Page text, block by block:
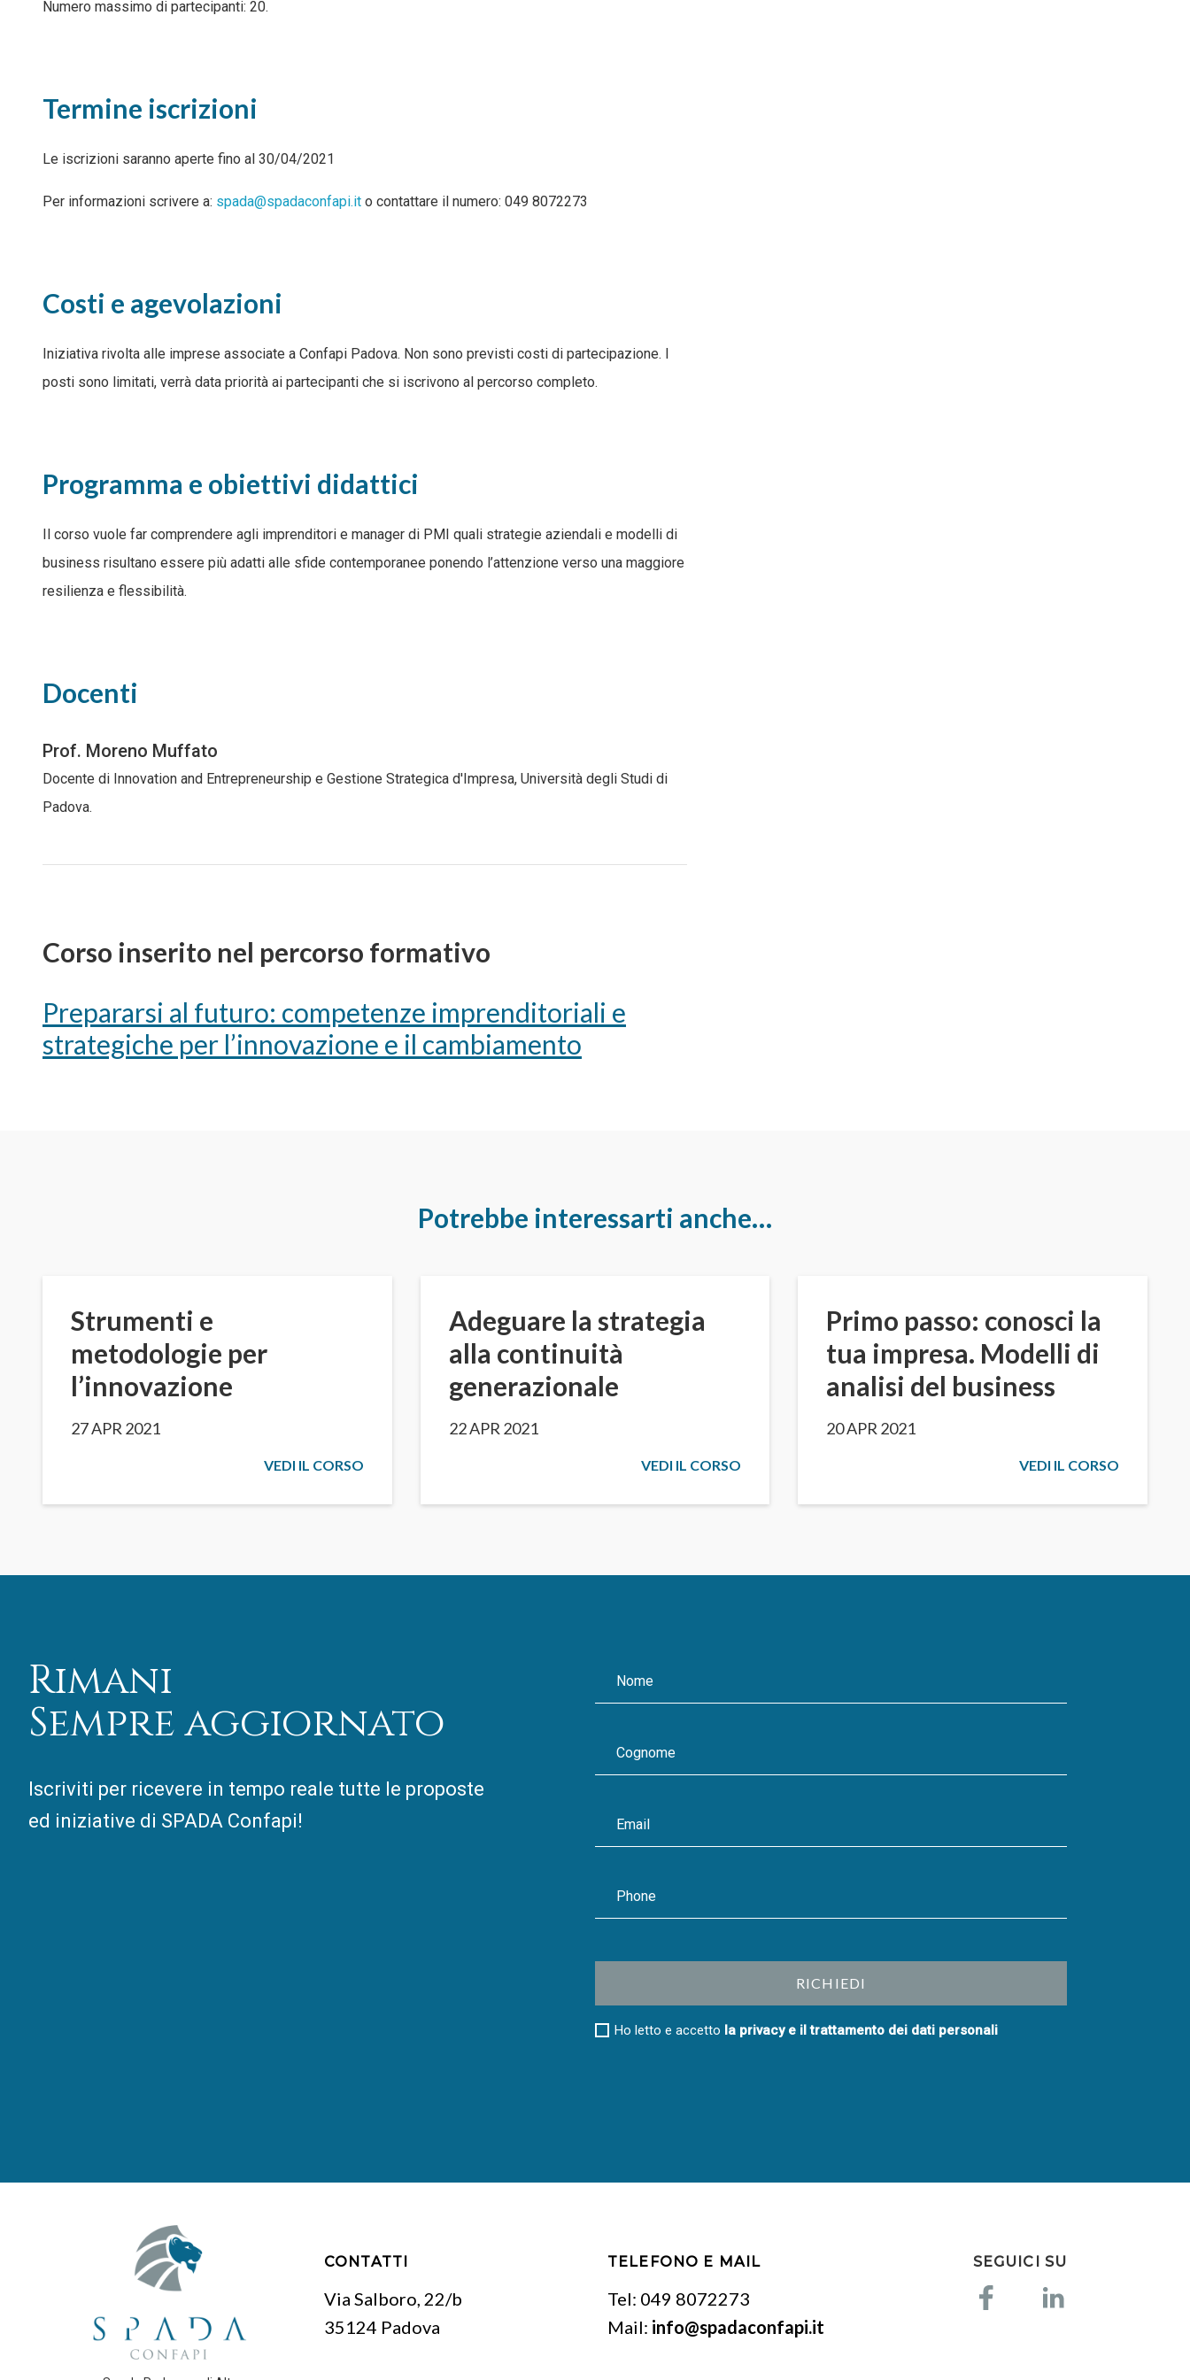
Numero massimo di partecipanti: 20.
Termine iscrizioni
Le iscrizioni saranno aperte fino al 30/04/2021
Per informazioni scrivere a: spada@spadaconfapi.it o contattare il numero: 049 8072273
Costi e agevolazioni
Iniziativa rivolta alle imprese associate a Confapi Padova. Non sono previsti costi di partecipazione. I
posti sono limitati, verrà data priorità ai partecipanti che si iscrivono al percorso completo.
Programma e obiettivi didattici
Il corso vuole far comprendere agli imprenditori e manager di PMI quali strategie aziendali e modelli di
business risultano essere più adatti alle sfide contemporanee ponendo l’attenzione verso una maggiore
resilienza e flessibilità.
Docenti
Prof. Moreno Muffato
Docente di Innovation and Entrepreneurship e Gestione Strategica d'Impresa, Università degli Studi di
Padova.
Corso inserito nel percorso formativo
Prepararsi al futuro: competenze imprenditoriali e
strategiche per l’innovazione e il cambiamento
Potrebbe interessarti anche…
Strumenti e
metodologie per
l’innovazione
27 APR 2021
VEDI IL CORSO
Adeguare la strategia
alla continuità
generazionale
22 APR 2021
VEDI IL CORSO
Primo passo: conosci la
tua impresa. Modelli di
analisi del business
20 APR 2021
VEDI IL CORSO
Rimani
Sempre aggiornato
Iscriviti per ricevere in tempo reale tutte le proposte
ed iniziative di SPADA Confapi!
Ho letto e accetto la privacy e il trattamento dei dati personali
CONTATTI
Via Salboro, 22/b
35124 Padova
TELEFONO E MAIL
Tel: 049 8072273
Mail: info@spadaconfapi.it
SEGUICI SU